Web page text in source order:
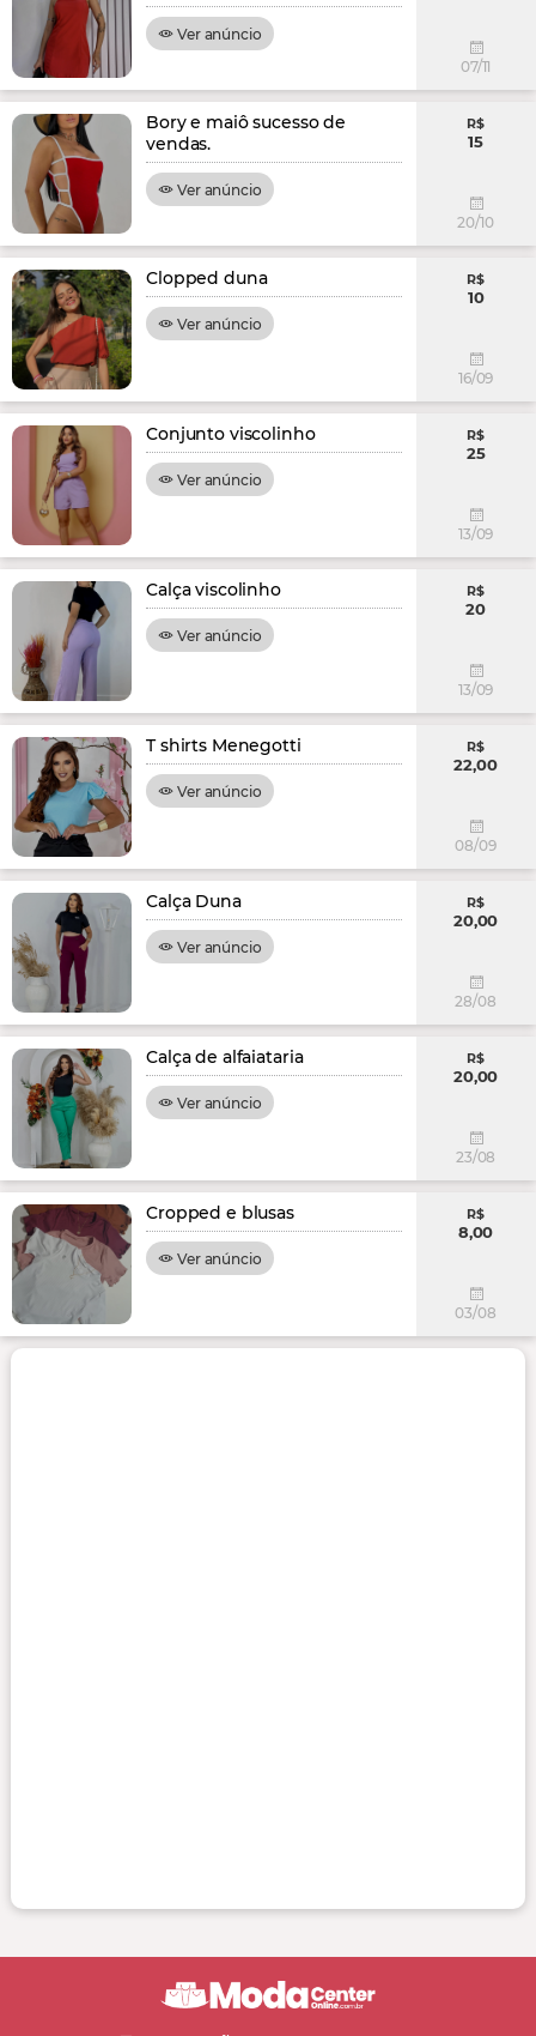
Ver anúncio
07/11
Bory e maiô sucesso de
vendas.
Ver anúncio
R$
15
20/10
Clopped duna
Ver anúncio
R$
10
16/09
Conjunto viscolinho
Ver anúncio
R$
25
13/09
Calça viscolinho
Ver anúncio
R$
20
13/09
T shirts Menegotti
Ver anúncio
R$
22,00
08/09
Calça Duna
Ver anúncio
R$
20,00
28/08
Calça de alfaiataria
Ver anúncio
R$
20,00
23/08
Cropped e blusas
Ver anúncio
R$
8,00
03/08